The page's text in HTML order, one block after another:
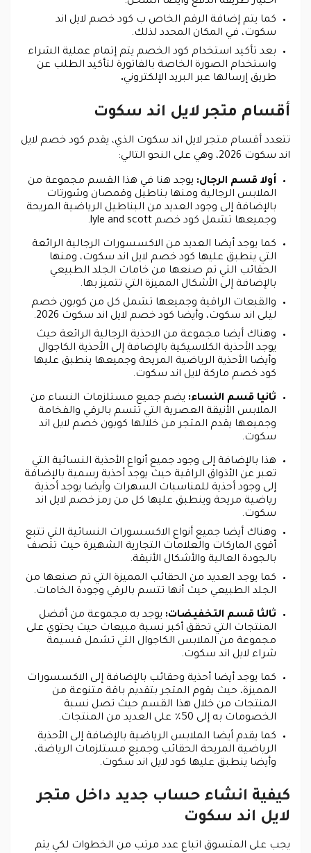
كما يتم إضافة الرقم الخاص ب كود خصم لايل اند
سكوت، في المكان المحدد لذلك.
بعد تأكيد استخدام كود الخصم يتم إتمام عملية الشراء
واستخدام الصورة الخاصة بالفاتورة لتأكيد الطلب عن
طريق إرسالها عبر البريد الإلكتروني.
أقسام متجر لايل اند سكوت
تتعدد أقسام متجر لايل اند سكوت الذي، يقدم كود خصم لايل
اند سكوت 2026، وهي على النحو التالي:
أولا قسم الرجال: يوجد هنا في هذا القسم مجموعة من
الملابس الرجالية ومنها بناطيل وقمصان وشورتات
بالإضافة إلى وجود العديد من البناطيل الرياضية المريحة
وجميعها تشمل كود خصم lyle and scott.
كما يوجد أيضا العديد من الاكسسورات الرجالية الرائعة
التي ينطبق عليها كود خصم لايل اند سكوت، ومنها
الحقائب التي تم صنعها من خامات الجلد الطبيعي
بالإضافة إلى الأشكال المميزة التي تتميز بها.
والقبعات الراقية وجميعها تشمل كل من كوبون خصم
ليلى اند سكوت، وأيضا كود خصم لايل اند سكوت 2026.
وهناك أيضا مجموعة من الاحذية الرجالية الرائعة حيث
يوجد الأحذية الكلاسيكية بالإضافة إلى الأحذية الكاجوال
وأيضا الأحذية الرياضية المريحة وجميعها ينطبق عليها
كود خصم ماركة لايل اند سكوت.
ثانيا قسم النساء: يضم جميع مستلزمات النساء من
الملابس الأنيقة العصرية التي تتسم بالرقي والفخامة
وجميعها يقدم المتجر من خلالها كوبون خصم لايل اند
سكوت.
هذا بالإضافة إلى وجود جميع أنواع الأحذية النسائية التي
تعبر عن الأذواق الراقية حيث يوجد أحذية رسمية بالإضافة
إلى وجود أحذية للمناسبات السهرات وأيضا يوجد أحذية
رياضية مريحة وينطبق عليها كل من رمز خصم لايل اند
سكوت.
وهناك أيضا جميع أنواع الاكسسورات النسائية التي تتبع
أقوى الماركات والعلامات التجارية الشهيرة حيث تتصف
بالجودة العالية والأشكال الأنيقة.
كما يوجد العديد من الحقائب المميزة التي تم صنعها من
الجلد الطبيعي حيث أنها تتسم بالرقي وجودة الخامات.
ثالثا قسم التخفيضات: يوجد به مجموعة من أفضل
المنتجات التي تحقق أكبر نسبة مبيعات حيث يحتوي على
مجموعة من الملابس الكاجوال التي تشمل قسيمة
شراء لايل اند سكوت.
كما يوجد أيضا أحذية وحقائب بالإضافة إلى الاكسسورات
المميزة، حيث يقوم المتجر بتقديم باقة متنوعة من
المنتجات من خلال هذا القسم حيث تصل نسبة
الخصومات به إلى 50٪ على العديد من المنتجات.
كما يقدم أيضا الملابس الرياضية بالإضافة إلى الأحذية
الرياضية المريحة الحقائب وجميع مستلزمات الرياضة،
وأيضا ينطبق عليها كود لايل اند سكوت.
كيفية انشاء حساب جديد داخل متجر
لايل اند سكوت
يجب على المتسوق اتباع عدد مرتب من الخطوات لكي يتم